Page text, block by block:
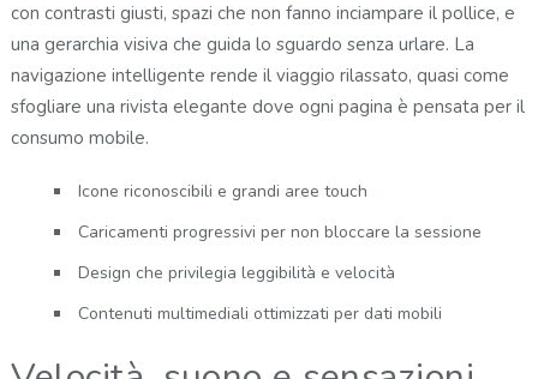
con contrasti giusti, spazi che non fanno inciampare il pollice, e
una gerarchia visiva che guida lo sguardo senza urlare. La
navigazione intelligente rende il viaggio rilassato, quasi come
sfogliare una rivista elegante dove ogni pagina è pensata per il
consumo mobile.
Icone riconoscibili e grandi aree touch
Caricamenti progressivi per non bloccare la sessione
Design che privilegia leggibilità e velocità
Contenuti multimediali ottimizzati per dati mobili